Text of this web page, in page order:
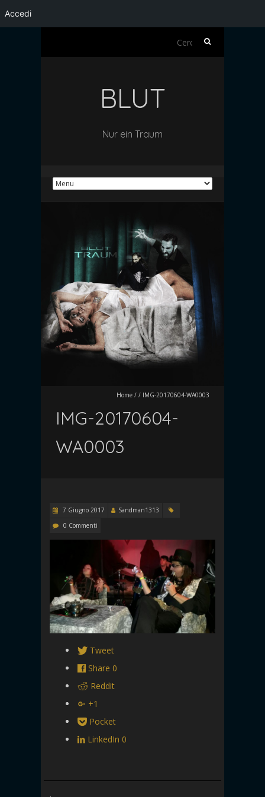
Accedi
Ricerca
BLUT
Nur ein Traum
Home / / IMG-20170604-WA0003
IMG-20170604-
WA0003
7 Giugno 2017
Sandman1313
0 Commenti
Tweet
Share 0
Reddit
+1
Pocket
LinkedIn 0